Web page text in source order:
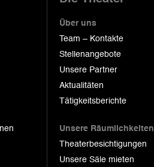
Über uns
Team – Kontakte
Stellenangebote
Unsere Partner
Aktualitäten
Tätigkeitsberichte
Unsere Räumlichkeiten
Theaterbesichtigungen
Unsere Säle mieten